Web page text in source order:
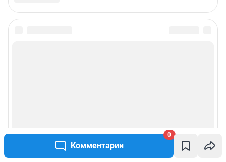
Комментарии
0